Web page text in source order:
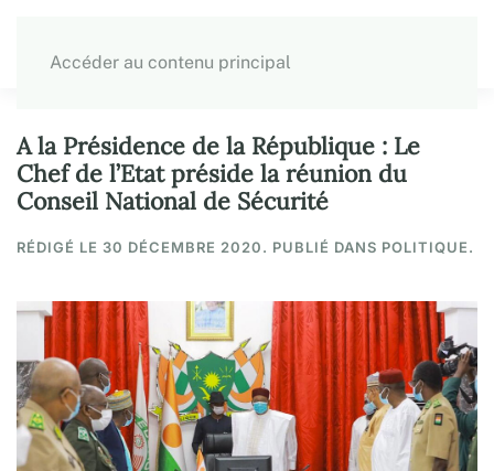
Accéder au contenu principal
A la Présidence de la République : Le
Chef de l’Etat préside la réunion du
Conseil National de Sécurité
RÉDIGÉ LE 30 DÉCEMBRE 2020. PUBLIÉ DANS POLITIQUE.